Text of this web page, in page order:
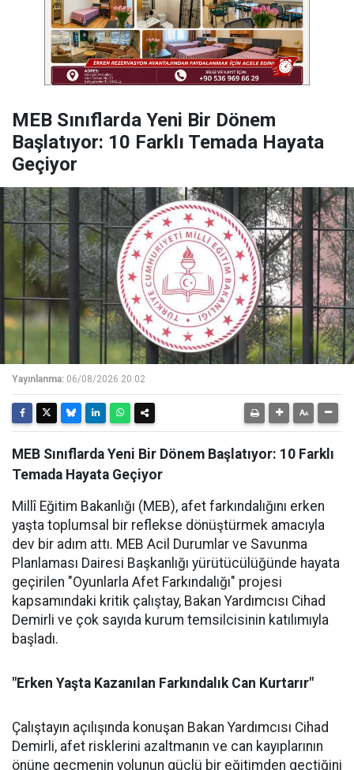
MEB Sınıflarda Yeni Bir Dönem
Başlatıyor: 10 Farklı Temada Hayata
Geçiyor
Yayınlanma: 06/08/2026 20:02
MEB Sınıflarda Yeni Bir Dönem Başlatıyor: 10 Farklı
Temada Hayata Geçiyor
Millî Eğitim Bakanlığı (MEB), afet farkındalığını erken
yaşta toplumsal bir reflekse dönüştürmek amacıyla
dev bir adım attı. MEB Acil Durumlar ve Savunma
Planlaması Dairesi Başkanlığı yürütücülüğünde hayata
geçirilen "Oyunlarla Afet Farkındalığı" projesi
kapsamındaki kritik çalıştay, Bakan Yardımcısı Cihad
Demirli ve çok sayıda kurum temsilcisinin katılımıyla
başladı.
"Erken Yaşta Kazanılan Farkındalık Can Kurtarır"
Çalıştayın açılışında konuşan Bakan Yardımcısı Cihad
Demirli, afet risklerini azaltmanın ve can kayıplarının
önüne geçmenin yolunun güçlü bir eğitimden geçtiğini